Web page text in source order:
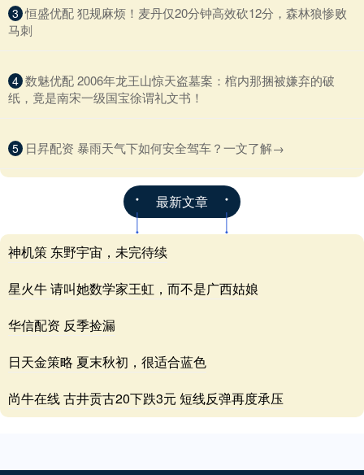
3 ​恒盛优配 犯规麻烦！麦丹仅20分钟高效砍12分，森林狼惨败
马刺
4 ​数魅优配 2006年龙王山惊天盗墓案：棺内那捆被嫌弃的破
纸，竟是南宋一级国宝徐谓礼文书！
5 ​日昇配资 暴雨天气下如何安全驾车？一文了解→
最新文章
神机策 东野宇宙，未完待续
星火牛 请叫她数学家王虹，而不是广西姑娘
华信配资 反季捡漏
日天金策略 夏末秋初，很适合蓝色
尚牛在线 古井贡古20下跌3元 短线反弹再度承压